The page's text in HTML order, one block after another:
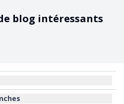
blog intéressants